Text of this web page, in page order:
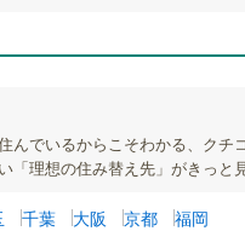
でいるからこそわかる、クチ
理想の住み替え先」がきっと
千葉 大阪 京都 福岡